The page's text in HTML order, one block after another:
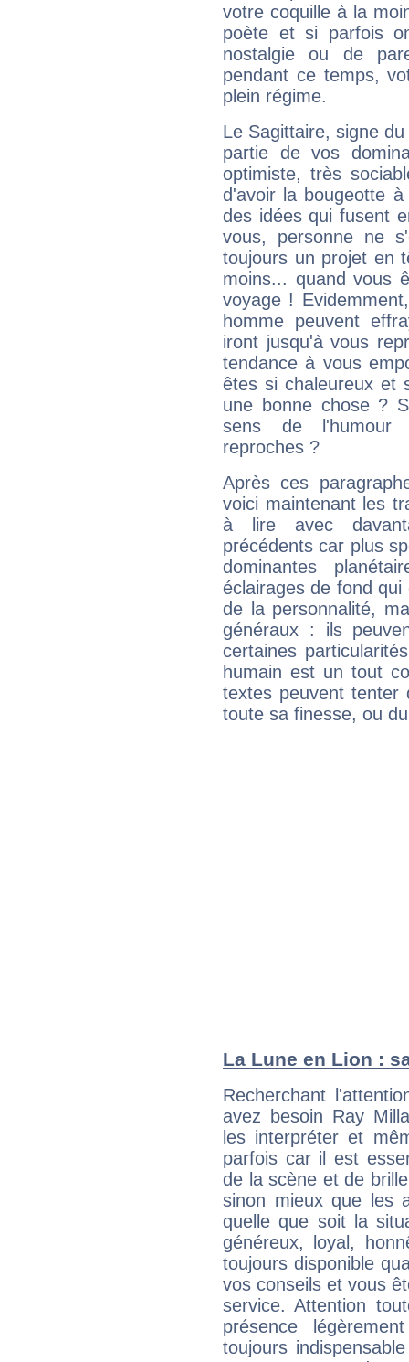
votre coquille à la
poète et si parfois
nostalgie ou de
pendant ce temps,
plein régime.
Le Sagittaire, signe
partie de vos
optimiste, très
d'avoir la bougeotte
des idées qui fusent
vous, personne ne
toujours un projet en
moins... quand vous
voyage !
homme peuvent
iront jusqu'à vous
tendance à vous
êtes si chaleureux et
une bonne chose ?
sens de l'humour
reproches ?
Après ces
voici maintenant les
à lire avec
précédents car plus
dominantes
éclairages de fond
de la personnalité,
généraux : ils
certaines
humain est un tout
textes peuvent tenter
toute sa finesse, ou
La Lune en Lion :
Recherchant
avez besoin Ray
les interpréter et
parfois car il est
de la scène et de
sinon mieux que les
quelle que soit la
généreux, loyal,
toujours disponible
vos conseils et vous
service. Attention
présence
toujours